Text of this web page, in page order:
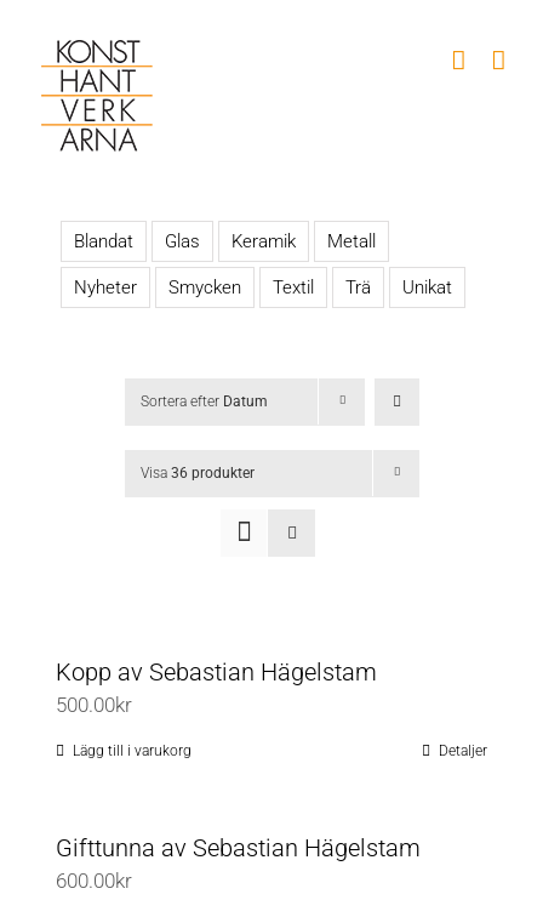
innehållet
Blandat Glas Keramik Metall
Nyheter Smycken Textil Trä Unikat
Sortera efter Datum
Visa 36 produkter
Kopp av Sebastian Hägelstam
500.00kr
Lägg till i varukorg Detaljer
Gifttunna av Sebastian Hägelstam
600.00kr